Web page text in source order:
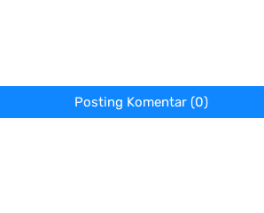
Posting Komentar (0)